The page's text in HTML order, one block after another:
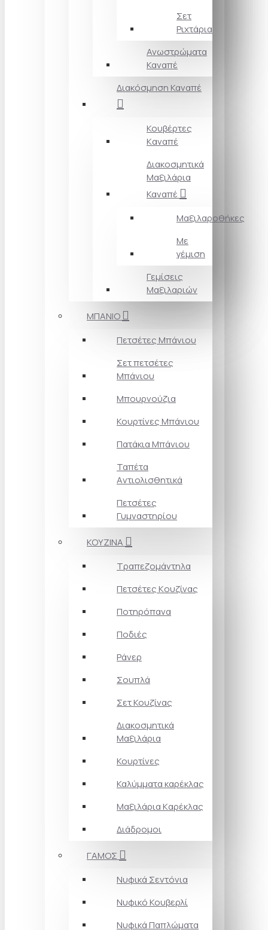
Σετ
Ριχτάρια
Ανωστρώματα
Καναπέ
Διακόσμηση Καναπέ
Κουβέρτες
Kαναπέ
Διακοσμητικά
Mαξιλάρια
Καναπέ
Μαξιλαροθήκες
Με
γέμιση
Γεμίσεις
Μαξιλαριών
ΜΠΑΝΙΟ
Πετσέτες Mπάνιου
Σετ πετσέτες
Mπάνιου
Μπουρνούζια
Κουρτίνες Mπάνιου
Πατάκια Mπάνιου
Ταπέτα
Aντιολισθητικά
Πετσέτες
Γυμναστηρίου
ΚΟΥΖΙΝΑ
Τραπεζομάντηλα
Πετσέτες Kουζίνας
Ποτηρόπανα
Ποδιές
Ράνερ
Σουπλά
Σετ Κουζίνας
Διακοσμητικά
Μαξιλάρια
Κουρτίνες
Καλύμματα καρέκλας
Μαξιλάρια Kαρέκλας
Διάδρομοι
ΓΑΜΟΣ
Νυφικά Σεντόνια
Νυφικό Κουβερλί
Νυφικά Παπλώματα